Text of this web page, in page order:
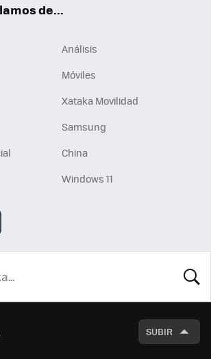
de...
Análisis
Móviles
Xataka Movilidad
Samsung
China
Windows 11
SUBIR